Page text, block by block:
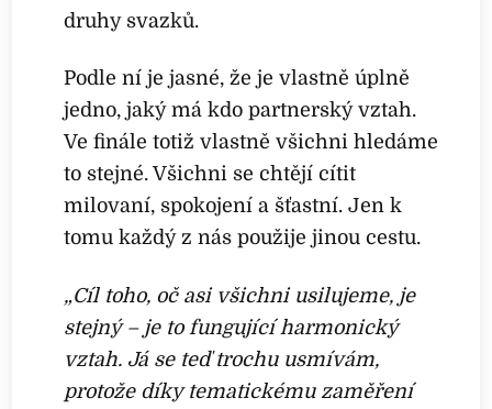
druhy svazků.
Podle ní je jasné, že je vlastně úplně
jedno, jaký má kdo partnerský vztah.
Ve finále totiž vlastně všichni hledáme
to stejné. Všichni se chtějí cítit
milovaní, spokojení a šťastní. Jen k
tomu každý z nás použije jinou cestu.
„Cíl toho, oč asi všichni usilujeme, je
stejný – je to fungující harmonický
vztah. Já se teď trochu usmívám,
protože díky tematickému zaměření